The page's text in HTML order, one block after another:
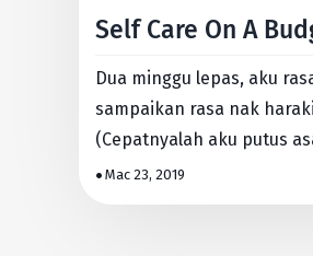
Self Care On A
Dua minggu lepas, aku
sampaikan rasa nak
(Cepatnyalah aku putus
Then selepas je dapat noti
Mac 23, 2019